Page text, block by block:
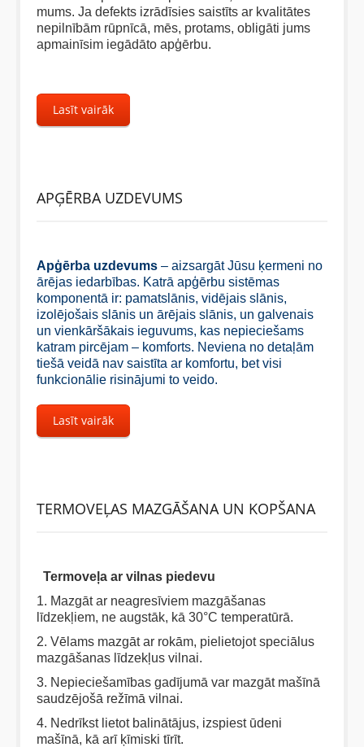
mums. Ja defekts izrādīsies saistīts ar kvalitātes
nepilnībām rūpnīcā, mēs, protams, obligāti jums
apmainīsim iegādāto apģērbu.
Lasīt vairāk
APĢĒRBA UZDEVUMS
Apģērba uzdevums – aizsargāt Jūsu ķermeni no
ārējas iedarbības. Katrā apģērbu sistēmas
komponentā ir: pamatslānis, vidējais slānis,
izolējošais slānis un ārējais slānis, un galvenais
un vienkāršākais ieguvums, kas nepieciešams
katram pircējam – komforts. Neviena no detaļām
tiešā veidā nav saistīta ar komfortu, bet visi
funkcionālie risinājumi to veido.
Lasīt vairāk
TERMOVEĻAS MAZGĀŠANA UN KOPŠANA
Termoveļa ar vilnas piedevu
1. Mazgāt ar neagresīviem mazgāšanas
līdzekļiem, ne augstāk, kā 30°C temperatūrā.
2. Vēlams mazgāt ar rokām, pielietojot speciālus
mazgāšanas līdzekļus vilnai.
3. Nepieciešamības gadījumā var mazgāt mašīnā
saudzējošā režīmā vilnai.
4. Nedrīkst lietot balinātājus, izspiest ūdeni
mašīnā, kā arī ķīmiski tīrīt.